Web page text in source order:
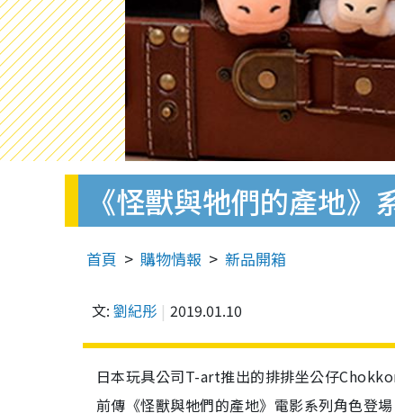
《怪獸與牠們的產地
首頁 購物情報 新品開箱
文: 劉紀彤 2019.01.10
日本玩具公司T-art推出的排排坐公仔
前傳《怪獸與牠們的產地》電影系列角色登